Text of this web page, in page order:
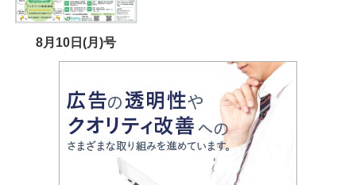
8月10日(月)号